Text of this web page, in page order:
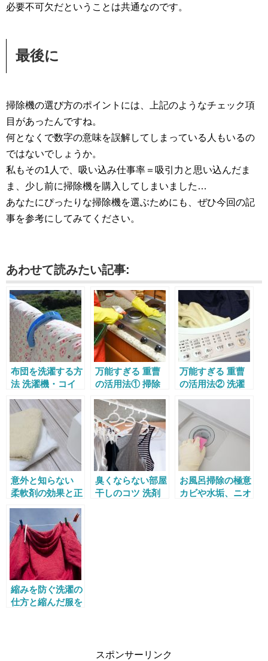
必要不可欠だということは共通なのです。
最後に
掃除機の選び方のポイントには、上記のようなチェック項
目があったんですね。
何となくで数字の意味を誤解してしまっている人もいるの
ではないでしょうか。
私もその1人で、吸い込み仕事率＝吸引力と思い込んだま
ま、少し前に掃除機を購入してしまいました…
あなたにぴったりな掃除機を選ぶためにも、ぜひ今回の記
事を参考にしてみてください。
あわせて読みたい記事:
布団を洗濯する方
法 洗濯機・コイ
リーニング店の使
い分け方
万能すぎる 重曹
の活用法① 掃除
万能すぎる 重曹
の活用法② 洗濯
意外と知らない
柔軟剤の効果と正
臭くならない部屋
干しのコツ 洗剤
お風呂掃除の極意
カビや水垢、ニオ
縮みを防ぐ洗濯の
仕方と縮んだ服を
スポンサーリンク